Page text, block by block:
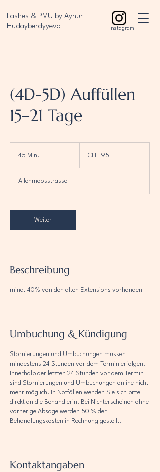
Lashes & PMU by Aynur
Hudayberdyyeva
Instagram
(4D-5D) Auffüllen
15–21 Tage
45 Min.
i
n
Franken
CHF 95
Allenmoosstrasse
Weiter
Beschreibung
mind. 40% von den alten Extensions vorhanden
Umbuchung & Kündigung
Stornierungen und Umbuchungen müssen
mindestens 24 Stunden vor dem Termin erfolgen.
Innerhalb der letzten 24 Stunden vor dem Termin
sind Stornierungen und Umbuchungen online nicht
mehr möglich. In Notfällen wenden Sie sich bitte
direkt an die Behandlerin. Bei Nichterscheinen ohne
vorherige Absage werden 50 % der
Behandlungskosten in Rechnung gestellt.
Kontaktangaben